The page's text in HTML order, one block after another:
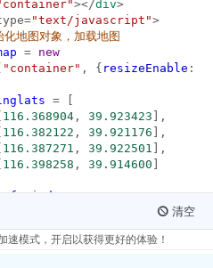
></div>
"text/javascript">
地图对象，加载地图
= new
"container" , { resizeEnable
= [
116.368904 , 39.923423 ],
116.382122 , 39.921176 ],
116.387271 , 39.922501 ],
116.398258 , 39.914600 ]
= new
0, -30)});
var i = 0, marker; i <
清空
速模式，开启以获得更好的体验！